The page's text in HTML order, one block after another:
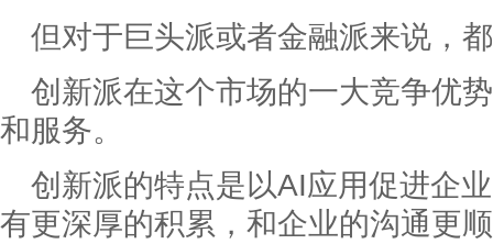
但对于巨头派或者金融派来说，
创新派在这个市场的一大竞争优
和服务。
创新派的特点是以AI应用促进企
有更深厚的积累，和企业的沟通更